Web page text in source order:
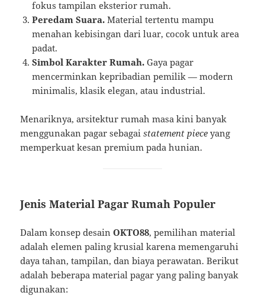
fokus tampilan eksterior rumah.
Peredam Suara. Material tertentu mampu
menahan kebisingan dari luar, cocok untuk area
padat.
Simbol Karakter Rumah. Gaya pagar
mencerminkan kepribadian pemilik — modern
minimalis, klasik elegan, atau industrial.
Menariknya, arsitektur rumah masa kini banyak
menggunakan pagar sebagaistatement piece yang
memperkuat kesan premium pada hunian.
Jenis Material Pagar Rumah Populer
Dalam konsep desainOKTO88, pemilihan material
adalah elemen paling krusial karena memengaruhi
daya tahan, tampilan, dan biaya perawatan. Berikut
adalah beberapa material pagar yang paling banyak
digunakan: